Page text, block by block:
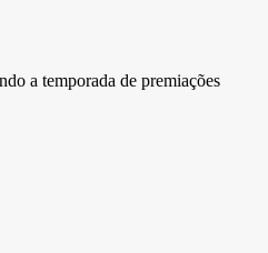
a temporada de premiações